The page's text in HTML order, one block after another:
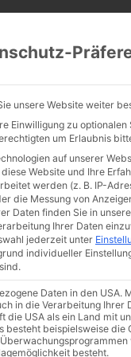
Humanae vitae
unsere Website weiter
Einwilligung zu
um Erlaubnis
auf unserer
Website und Ihre
werden (z. B. IP-
die Messung von
Daten finden Sie in
Ihrer Daten
jederzeit unter
individueller
Daten in den USA.
in die Verarbeitung Ihrer
die USA als ein Land mit
besteht beispielsweise die
besteht.